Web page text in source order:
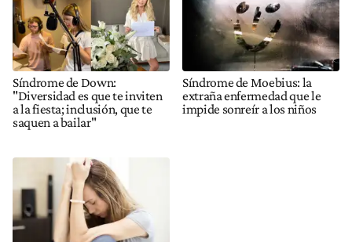
Síndrome de Down:
"Diversidad es que te inviten
a la fiesta; inclusión, que te
saquen a bailar"
Síndrome de Moebius: la
extraña enfermedad que le
impide sonreír a los niños